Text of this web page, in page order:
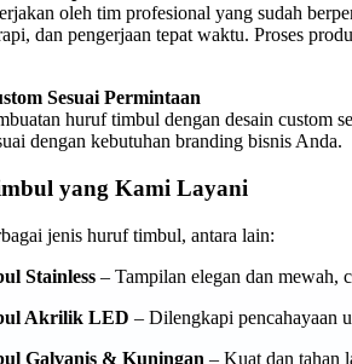
oleh tim profesional yang sudah
dan pengerjaan tepat waktu. Proses
Sesuai Permintaan
huruf timbul dengan desain custom
dengan kebutuhan branding bisnis Anda.
yang Kami Layani
jenis huruf timbul, antara lain:
Stainless – Tampilan elegan dan mewah,
Akrilik LED – Dilengkapi pencahayaan
Galvanis & Kuningan – Kuat dan tahan